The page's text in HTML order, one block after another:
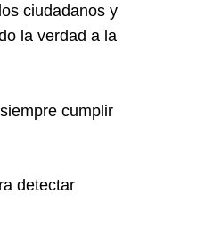
ciudadanos y
la verdad a la
cumplir
detectar